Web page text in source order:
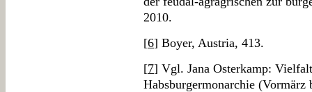
2010.
[6] Boyer, Austria, 413.
[7] Vgl. Jana Osterkamp:
Habsburgermonarchie